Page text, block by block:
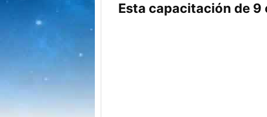
Esta capacitación de 9